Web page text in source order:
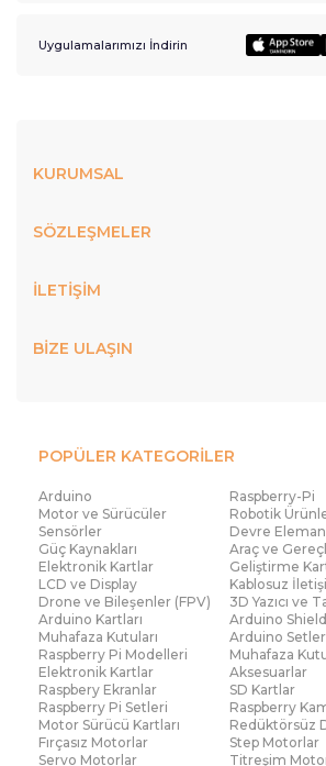
Uygulamalarımızı İndirin
KURUMSAL
SÖZLEŞMELER
İLETİŞİM
BİZE ULAŞIN
POPÜLER KATEGORİLER
Arduino
Raspberry-Pi
Motor ve Sürücüler
Robotik
Sensörler
Devre
Güç Kaynakları
Araç ve
Elektronik Kartlar
Geliştirme
LCD ve Display
Kablosuz
Drone ve Bileşenler (FPV)
3D Yazıcı ve
Arduino Kartları
Arduino Shield
Muhafaza Kutuları
Arduino
Raspberry Pi Modelleri
Muhafaza
Elektronik Kartlar
Aksesuarlar
Raspbery Ekranlar
SD Kartlar
Raspberry Pi Setleri
Raspberry
Motor Sürücü Kartları
Redüktörsüz
Fırçasız Motorlar
Step Motorlar
Servo Motorlar
Titreşim